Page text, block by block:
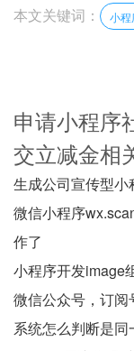
本文关键词： 小程
申请小程序
交立减金相
生成公司宣传型
微信小程序
作了
小程序开发image
微信公众号，订
系统怎么判断是同